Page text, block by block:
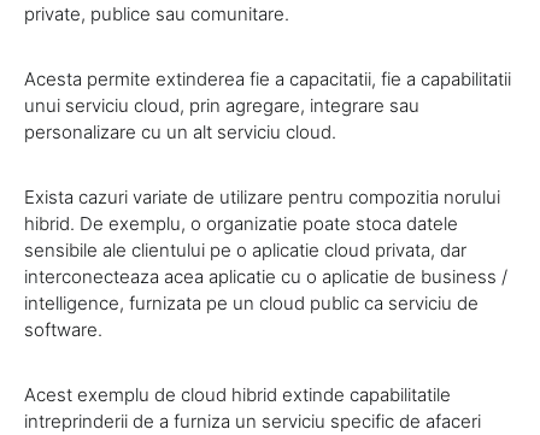
private, publice sau comunitare.
Acesta permite extinderea fie a capacitatii, fie a capabilitatii
unui serviciu cloud, prin agregare, integrare sau
personalizare cu un alt serviciu cloud.
Exista cazuri variate de utilizare pentru compozitia norului
hibrid. De exemplu, o organizatie poate stoca datele
sensibile ale clientului pe o aplicatie cloud privata, dar
interconecteaza acea aplicatie cu o aplicatie de business /
intelligence, furnizata pe un cloud public ca serviciu de
software.
Acest exemplu de cloud hibrid extinde capabilitatile
intreprinderii de a furniza un serviciu specific de afaceri